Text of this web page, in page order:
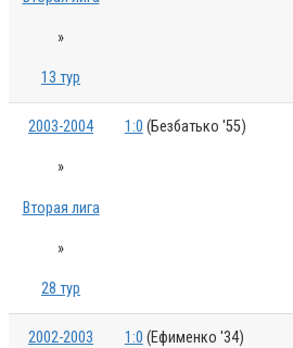
»
13 тур
2003-2004
»
Вторая лига
»
28 тур
1:0 (Безбатько '55)
2002-2003 1:0 (Ефименко '34)